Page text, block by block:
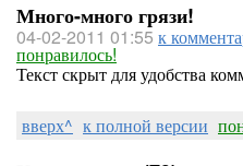
Много-много грязи!
04-02-2011 01:55 к
понравилось!
Текст скрыт для удобства
вверх^ к полной версии